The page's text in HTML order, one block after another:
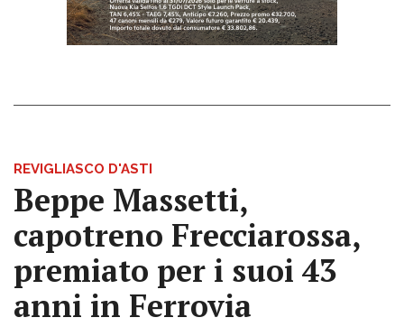
REVIGLIASCO D'ASTI
Beppe Massetti,
capotreno Frecciarossa,
premiato per i suoi 43
anni in Ferrovia